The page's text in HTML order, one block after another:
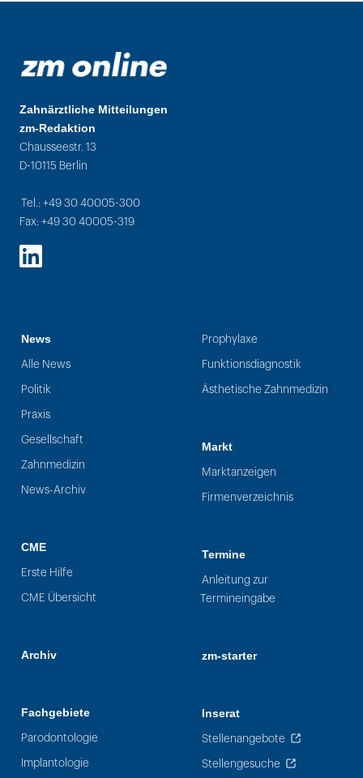
Zahnärztliche Mitteilungen
zm-Redaktion
Chausseestr. 13
D-10115 Berlin
Tel.: +49 30 40005-300
Fax: +49 30 40005-319
LinkedIn
News
Alle News
Politik
Praxis
Gesellschaft
Zahnmedizin
News-Archiv
CME
Erste Hilfe
CME Übersicht
Archiv
Fachgebiete
Parodontologie
Implantologie
Prophylaxe
Funktionsdiagnostik
Ästhetische Zahnmedizin
Markt
Marktanzeigen
Firmenverzeichnis
Termine
Anleitung zur
Termineingabe
zm-starter
Inserat
Stellenangebote
Stellengesuche